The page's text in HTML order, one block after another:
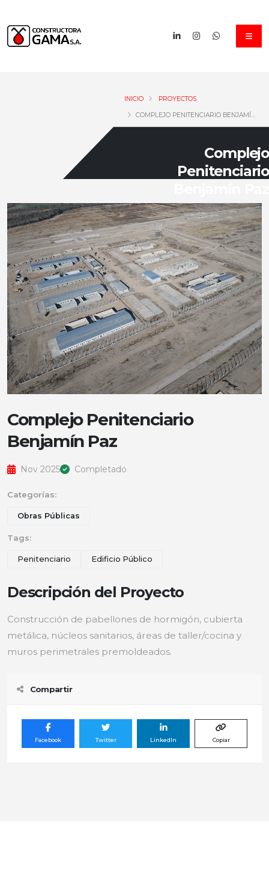
INICIO PROYECTOS
COMPLEJO PENITENCIARIO BENJAMÍ...
Complejo
Penitenciario
Complejo Penitenciario
Benjamín Paz
Nov 2025 Completado
Categorías:
Obras Públicas
Tags:
Penitenciario Edificio Público
Descripción del Proyecto
Construcción de pabellones de hormigón, cubierta
metálica, núcleos sanitarios, áreas de taller/cocina y
muros perimetrales premoldeados.
Compartir
Facebook Twitter LinkedIn Copiar